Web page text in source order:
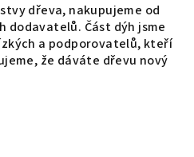
dřeva, nakupujeme od
dodavatelů. Část dýh jsme
a podporovatelů, kteří
že dáváte dřevu nový